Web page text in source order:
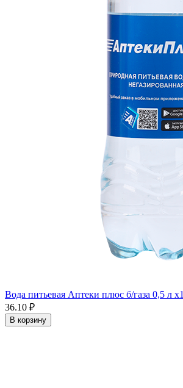
Вода питьевая Аптеки плюс б/газа 0,5 л x1
36.10 ₽
В корзину